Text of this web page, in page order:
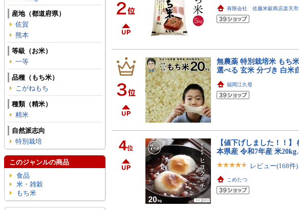
有限会社 佐藤米穀商店楽天市
無農薬 特別栽培米 もち
選べる 玄米 分づき 白米
福岡江久母
4位
【値下げしました！！
本県産 令和7年産 米
レビュー(168件)
こめたつ
産地（都道府県）
佐賀
熊本
等級（お米）
一等
品種（もち米）
こがねもち
種類（精米）
精米
自然派志向
特別栽培
このジャンルの商品
食品
米・雑穀
もち米